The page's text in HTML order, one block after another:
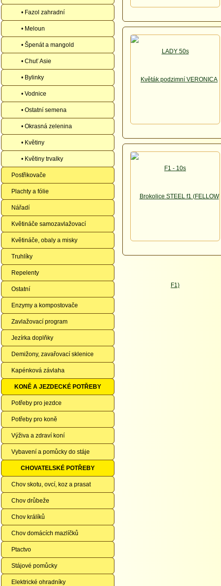
• Fazol zahradní
• Meloun
• Špenát a mangold
• Chuť Asie
• Bylinky
• Vodnice
• Ostatní semena
• Okrasná zelenina
• Květiny
• Květiny trvalky
Postřikovače
Plachty a fólie
Nářadí
Květináče samozavlažovací
Květináče, obaly a misky
Truhlíky
Repelenty
Ostatní
Enzymy a kompostovače
Zavlažovací program
Jezírka doplňky
Demižony, zavařovací sklenice
Kapénková závlaha
KONĚ A JEZDECKÉ POTŘEBY
Potřeby pro jezdce
Potřeby pro koně
Výživa a zdraví koní
Vybavení a pomůcky do stáje
CHOVATELSKÉ POTŘEBY
Chov skotu, ovcí, koz a prasat
Chov drůbeže
Chov králíků
Chov domácích mazlíčků
Ptactvo
Stájové pomůcky
Elektrické ohradníky